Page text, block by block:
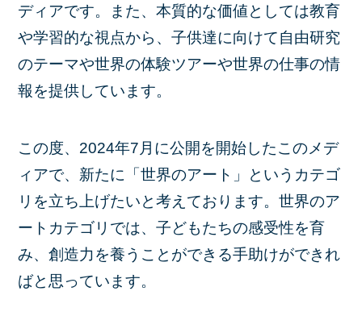
ディアです。また、本質的な価値としては教育
や学習的な視点から、子供達に向けて自由研究
のテーマや世界の体験ツアーや世界の仕事の情
報を提供しています。
この度、2024年7月に公開を開始したこのメデ
ィアで、新たに「世界のアート」というカテゴ
リを立ち上げたいと考えております。世界のア
ートカテゴリでは、子どもたちの感受性を育
み、創造力を養うことができる手助けができれ
ばと思っています。